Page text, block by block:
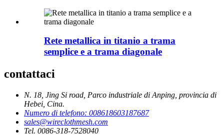
Rete metallica in titanio a trama
semplice e a trama diagonale
contattaci
N. 18, Jing Si road, Parco industriale di Anping, provincia di
Hebei, Cina.
Numero di telefono: 008618603187687
sales@wireclothmesh.com
Tel. 0086-318-7528040